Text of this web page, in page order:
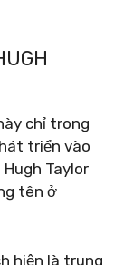
chỉ trong
triển vào
Taylor
tên ở
hiện là trung